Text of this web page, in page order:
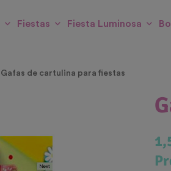
Fiestas Fiesta Luminosa
Gafas de cartulina para fiestas